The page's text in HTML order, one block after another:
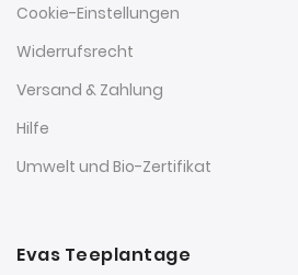
Cookie-Einstellungen
Widerrufsrecht
Versand & Zahlung
Hilfe
Umwelt und Bio-Zertifikat
Evas Teeplantage